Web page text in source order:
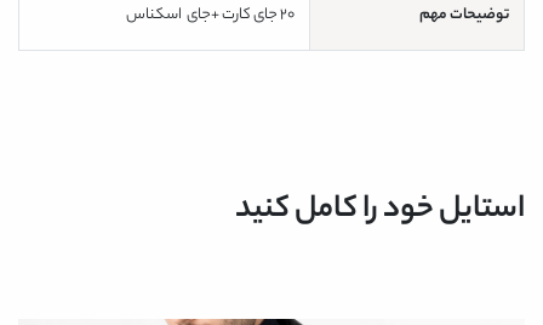
توضیحات مهم 20 جای کارت +جای اسکناس
استایل خود را کامل کنید